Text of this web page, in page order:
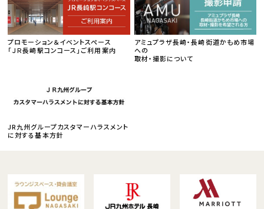
プロモーション＆イベントスペース
「ＪＲ長崎駅コンコース」ご利用案内
アミュプラザ長崎・長崎街道かもめ市場
への
取材・撮影について
JR九州グループカスタマーハラスメント
に対する基本方針